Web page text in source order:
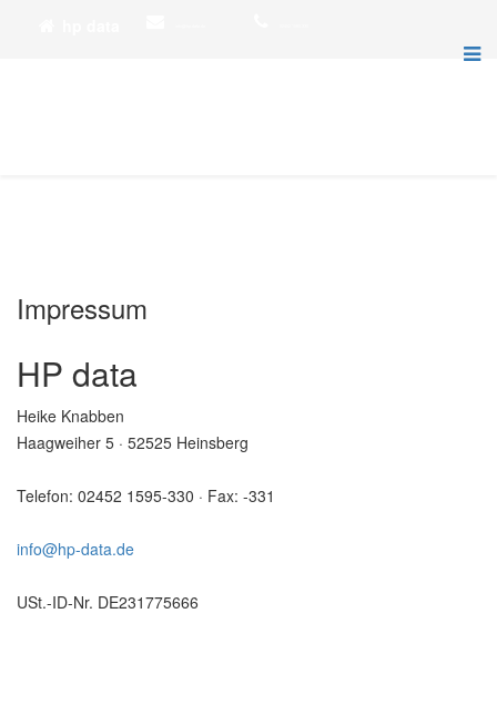
Impressum
HP data
Heike Knabben
Haagweiher 5 · 52525 Heinsberg
Telefon: 02452 1595-330 · Fax: -331
info@hp-data.de
USt.-ID-Nr. DE231775666